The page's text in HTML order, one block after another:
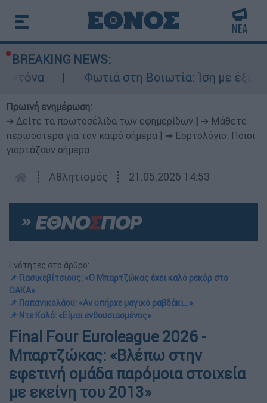
BREAKING NEWS:
Φωτιά στη Βοιωτία: Ίση με έξι
Πρωινή ενημέρωση:
➔ Δείτε τα πρωτοσέλιδα των εφημερίδων
➔ Μάθετε
περισσότερα για τον καιρό σήμερα
➔ Εορτολόγιο: Ποιοι
γιορτάζουν σήμερα
┋ Αθλητισμός ┋ 21.05.2026 14:53
Ενότητες στο άρθρο:
📌 Γιασικεβίτσιους: «Ο Μπαρτζώκας έχει καλό ρεκόρ στο
ΟΑΚΑ»
📌 Παπανικολάου: «Αν υπήρχε μαγικό ραβδάκι...»
📌 Ντε Κολό: «Είμαι ενθουσιασμένος»
Final Four Euroleague 2026 -
Μπαρτζώκας: «Βλέπω στην
εφετινή ομάδα παρόμοια στοιχεία
με εκείνη του 2013»